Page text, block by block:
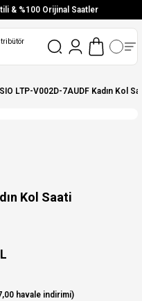
& %100 Orijinal Saatler
Taksit
LTP-V002D-7AUDF Kadın Kol
Kol Saati
havale indirimi)